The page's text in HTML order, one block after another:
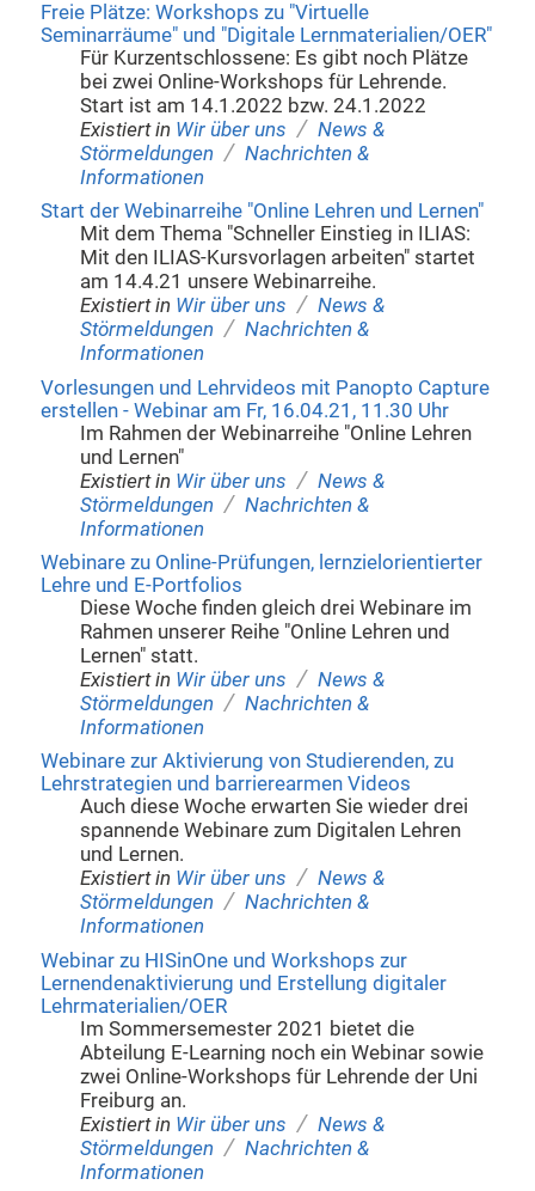
Freie Plätze: Workshops zu "Virtuelle
Seminarräume" und "Digitale Lernmaterialien/OER"
Für Kurzentschlossene: Es gibt noch Plätze
bei zwei Online-Workshops für Lehrende.
Start ist am 14.1.2022 bzw. 24.1.2022
Existiert in Wir über uns / News &
Störmeldungen / Nachrichten &
Informationen
Start der Webinarreihe "Online Lehren und Lernen"
Mit dem Thema "Schneller Einstieg in ILIAS:
Mit den ILIAS-Kursvorlagen arbeiten" startet
am 14.4.21 unsere Webinarreihe.
Existiert in Wir über uns / News &
Störmeldungen / Nachrichten &
Informationen
Vorlesungen und Lehrvideos mit Panopto Capture
erstellen - Webinar am Fr, 16.04.21, 11.30 Uhr
Im Rahmen der Webinarreihe "Online Lehren
und Lernen"
Existiert in Wir über uns / News &
Störmeldungen / Nachrichten &
Informationen
Webinare zu Online-Prüfungen, lernzielorientierter
Lehre und E-Portfolios
Diese Woche finden gleich drei Webinare im
Rahmen unserer Reihe "Online Lehren und
Lernen" statt.
Existiert in Wir über uns / News &
Störmeldungen / Nachrichten &
Informationen
Webinare zur Aktivierung von Studierenden, zu
Lehrstrategien und barrierearmen Videos
Auch diese Woche erwarten Sie wieder drei
spannende Webinare zum Digitalen Lehren
und Lernen.
Existiert in Wir über uns / News &
Störmeldungen / Nachrichten &
Informationen
Webinar zu HISinOne und Workshops zur
Lernendenaktivierung und Erstellung digitaler
Lehrmaterialien/OER
Im Sommersemester 2021 bietet die
Abteilung E-Learning noch ein Webinar sowie
zwei Online-Workshops für Lehrende der Uni
Freiburg an.
Existiert in Wir über uns / News &
Störmeldungen / Nachrichten &
Informationen